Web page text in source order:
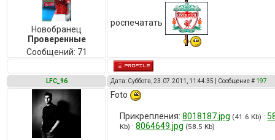
Новобранец
Проверенные
Сообщений: 71
роспечатать
LFC_96 Дата: Суббота, 23.07.2011, 11:44:35 | Сообщение # 197
Foto
Прикрепления:8018187.jpg (41.6 Kb) ·
Kb) ·8064649.jpg (58.5 Kb)